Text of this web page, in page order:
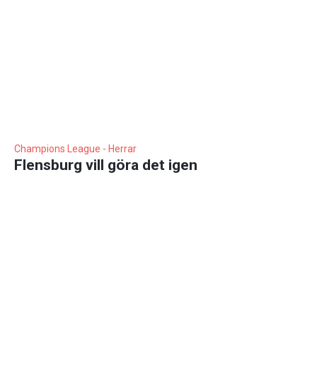
Champions League - Herrar
Flensburg vill göra det igen